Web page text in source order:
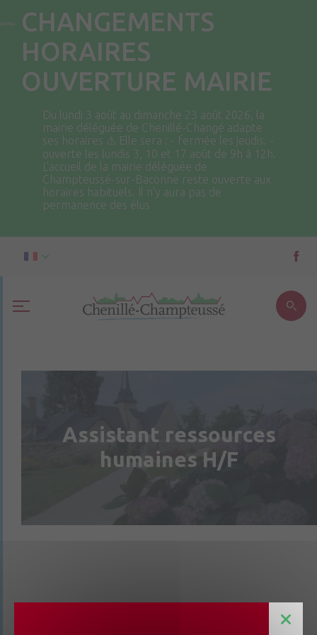
CHANGEMENTS
HORAIRES
OUVERTURE MAIRIE
Du lundi 3 août au dimanche 23 août 2026, la
mairie déléguée de Chenillé-Changé adapte
ses horaires ⚠ Elle sera : - fermée les jeudis. -
ouverte les lundis 3, 10 et 17 août de 9h à 12h.
L'accueil de la mairie déléguée de
Champteussé-sur-Baconne reste ouverte aux
horaires habituels. Il n'y aura pas de
permanence des élus
Assistant ressources
humaines H/F